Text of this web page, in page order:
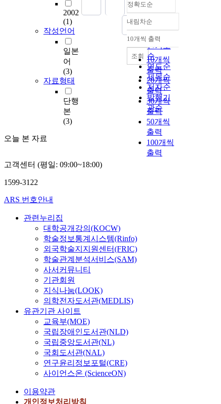
2002
(1)
작성언어
일본
어
(3)
자료형태
단행
본
(3)
오늘 본 자료
정확도순
정확도
순
인기도
순
연도순
제목순
저자순
발행기
관순
내림차순
내림차순
10개씩 출력
10개씩
출력
20개씩
출력
30개씩
출력
50개씩
출력
100개씩
출력
조회
고객센터 (평일: 09:00~18:00)
1599-3122
ARS 번호안내
관련누리집
대학공개강의(KOCW)
학술정보통계시스템(Rinfo)
외국학술지지원센터(FRIC)
학술관계분석서비스(SAM)
사서커뮤니티
기관회원
지식나눔(LOOK)
의학전자도서관(MEDLIS)
유관기관 사이트
교육부(MOE)
국립장애인도서관(NLD)
국립중앙도서관(NL)
국회도서관(NAL)
연구윤리정보포털(CRE)
사이언스온 (ScienceON)
이용약관
개인정보처리방침